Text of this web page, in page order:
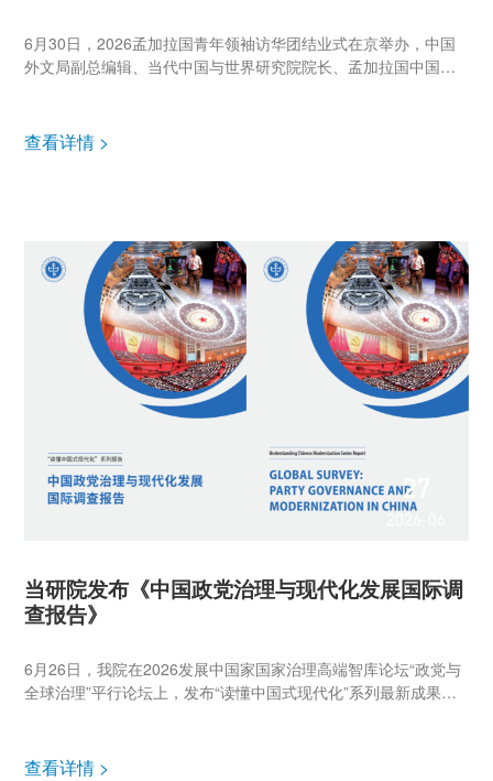
6月30日，2026孟加拉国青年领袖访华团结业式在京举办，中国
外文局副总编辑、当代中国与世界研究院院长、孟加拉国中国研
此次孟...
查看详情 >
27
当研院发布《中国政党治理与现代化发展国际调
查报告》
6月26日，我院在2026发展中国家国家治理高端智库论坛“政党与
全球治理”平行论坛上，发布“读懂中国式现代化”系列最新成果
李雅...
查看详情 >